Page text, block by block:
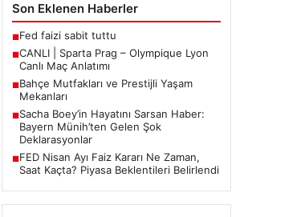
Son Eklenen Haberler
■Fed faizi sabit tuttu
■CANLI | Sparta Prag – Olympique Lyon
Canlı Maç Anlatımı
■Bahçe Mutfakları ve Prestijli Yaşam
Mekanları
■Sacha Boey’in Hayatını Sarsan Haber:
Bayern Münih’ten Gelen Şok
Deklarasyonlar
■FED Nisan Ayı Faiz Kararı Ne Zaman,
Saat Kaçta? Piyasa Beklentileri Belirlendi